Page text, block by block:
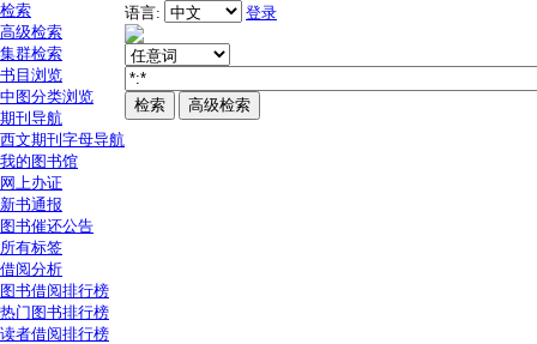
检索
高级检索
集群检索
书目浏览
中图分类浏览
期刊导航
西文期刊字母导航
我的图书馆
网上办证
新书通报
图书催还公告
所有标签
借阅分析
图书借阅排行榜
热门图书排行榜
读者借阅排行榜
语言: 登录